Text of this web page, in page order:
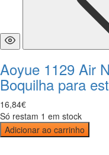
Aoyue 1129 Air
Boquilha para
16,84€
Só restam 1 em stock
Adicionar ao carrinho